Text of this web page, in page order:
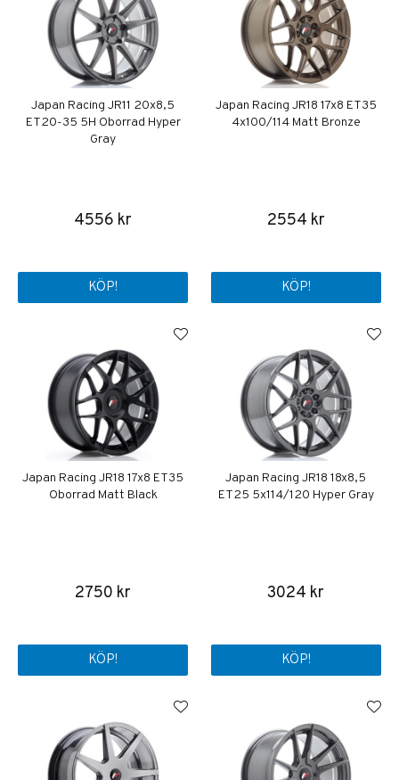
Japan Racing JR11 20x8,5
ET20-35 5H Oborrad Hyper
Gray
4556 kr
KÖP!
Japan Racing JR18 17x8 ET35
4x100/114 Matt Bronze
2554 kr
KÖP!
Japan Racing JR18 17x8 ET35
Oborrad Matt Black
2750 kr
KÖP!
Japan Racing JR18 18x8,5
ET25 5x114/120 Hyper Gray
3024 kr
KÖP!